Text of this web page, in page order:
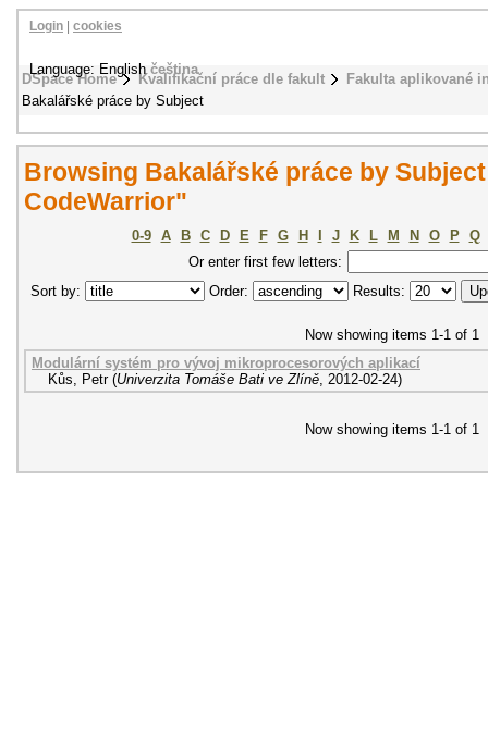
DSpace Home Kvalifikační práce dle fakult
Fakulta aplikované
Bakalářské práce by Subject
Login cookies
Language: Englishčeština
Browsing Bakalářské práce by
CodeWarrior"
0-9 A B C D E F G H J K L M N O P
Q
Or enter first few letters:
Sort by:
Order: Results:
Now showing items 1-1 of 1
Modulární systém pro vývoj mikroprocesorových aplikací
Kůs, Petr (Univerzita Tomáše Bati ve Zlíně, 2012-02-24)
Now showing items 1-1 of 1